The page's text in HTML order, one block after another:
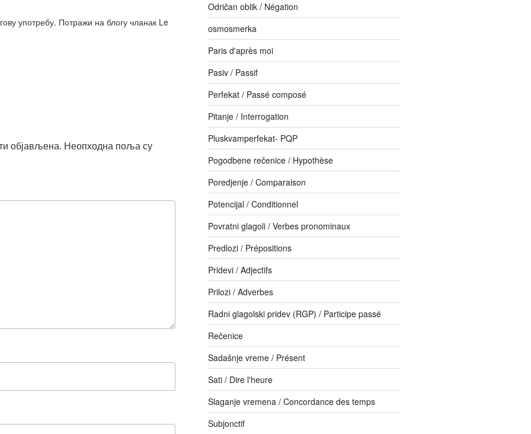
употребу. Потражи на блогу чланак Le
објављена. Неопходна поља су
Odričan oblik / Négation
osmosmerka
Paris d'après moi
Pasiv / Passif
Perfekat / Passé composé
Pitanje / Interrogation
Pluskvamperfekat- PQP
Pogodbene rečenice / Hypothèse
Poredjenje / Comparaison
Potencijal / Conditionnel
Povratni glagoli / Verbes pronominaux
Predlozi / Prépositions
Pridevi / Adjectifs
Prilozi / Adverbes
Radni glagolski pridev (RGP) / Participe passé
Rečenice
Sadašnje vreme / Présent
Sati / Dire l'heure
Slaganje vremena / Concordance des temps
Subjonctif